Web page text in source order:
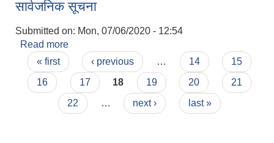
सार्वजनिक सूचना
Submitted on: Mon, 07/06/2020 - 12:54
Read more
Pages
« first ‹ previous … 14
15
16
17 18 19 20
21
22
… next › last »